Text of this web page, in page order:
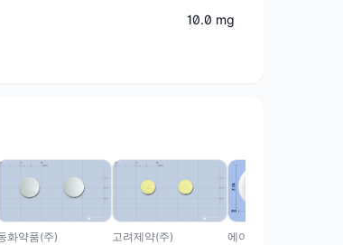
10.0 mg
화약품(주) 고려제약(주) 에이치케이이노엔(주)